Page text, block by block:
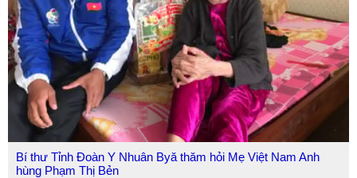
Bí thư Tỉnh Đoàn Y Nhuân Byă thăm hỏi Mẹ Việt Nam Anh
hùng Phạm Thị Bẻn